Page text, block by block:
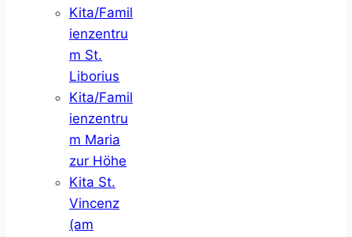
Kita/Famil
ienzentru
m St.
Liborius
Kita/Famil
ienzentru
m Maria
zur Höhe
Kita St.
Vincenz
(am